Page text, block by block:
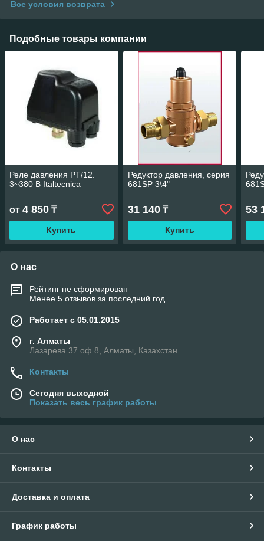
Все условия возврата
Подобные товары компании
Реле давления PT/12.
3~380 B Italtecnica
от 4 850 ₸
Купить
Редуктор давления, серия
681SP 3\4"
31 140₸
Купить
53
О нас
Рейтинг не сформирован
Менее 5 отзывов за последний год
Работает с 05.01.2015
г. Алматы
Лазарева 37 оф 8, Алматы, Казахстан
Контакты
Сегодня выходной
Показать весь график работы
О нас
Контакты
Доставка и оплата
График работы